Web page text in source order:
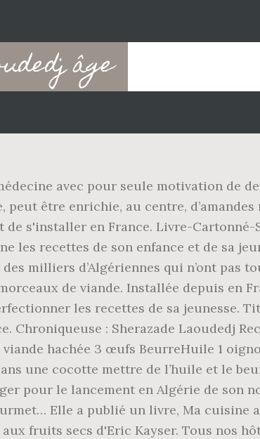
âge
avec pour seule motivation de
être enrichie, au centre,
de s'installer en France. Livre-
les recettes de son enfance et de sa
milliers d’Algériennes qui n’ont pas
de viande. Installée depuis en
les recettes de sa jeunesse.
Chroniqueuse : Sherazade Laoudedj
viande hachée 3 œufs BeurreHuile 1
une cocotte mettre de l’huile et le
pour le lancement en Algérie de son
Elle a publié un livre, Ma
aux fruits secs d'Eric Kayser. Tous nos